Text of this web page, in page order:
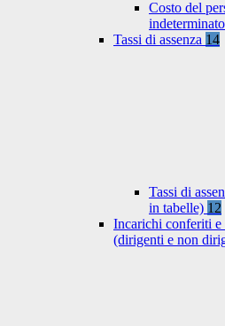
Costo del
Tassi di assenza 14
Tassi di
in tabelle) 12
Incarichi conferiti e
(dirigenti e non